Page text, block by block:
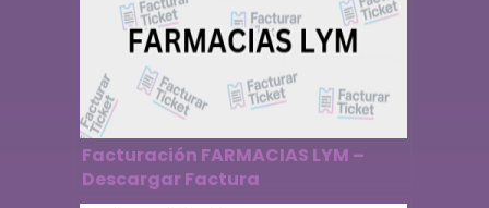
Facturación FARMACIAS LYM –
Descargar Factura